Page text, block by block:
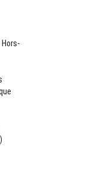
Hors-